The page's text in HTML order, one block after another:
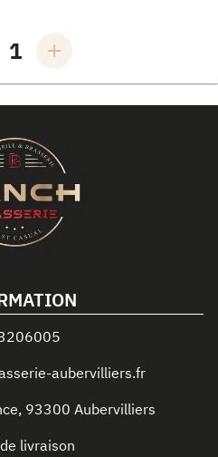
1
aubervilliers.fr
, 93300 Aubervilliers
livraison